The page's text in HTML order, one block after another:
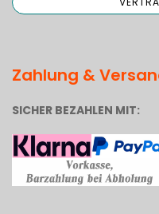
Zahlung &
SICHER BEZAHLEN MIT: